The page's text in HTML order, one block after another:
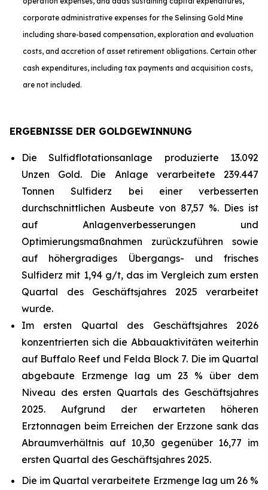
corporate administrative expenses for the Selinsing Gold Mine
including share-based compensation, exploration and evaluation
costs, and accretion of asset retirement obligations. Certain other
cash expenditures, including tax payments and acquisition costs,
are not included.
ERGEBNISSE DER GOLDGEWINNUNG
Die Sulfidflotationsanlage produzierte 13.092
Unzen Gold. Die Anlage verarbeitete 239.447
Tonnen Sulfiderz bei einer verbesserten
durchschnittlichen Ausbeute von 87,57 %. Dies ist
auf Anlagenverbesserungen und
Optimierungsmaßnahmen zurückzuführen sowie
auf höhergradiges Übergangs- und frisches
Sulfiderz mit 1,94 g/t, das im Vergleich zum ersten
Quartal des Geschäftsjahres 2025 verarbeitet
wurde.
Im ersten Quartal des Geschäftsjahres 2026
konzentrierten sich die Abbauaktivitäten weiterhin
auf Buffalo Reef und Felda Block 7. Die im Quartal
abgebaute Erzmenge lag um 23 % über dem
Niveau des ersten Quartals des Geschäftsjahres
2025. Aufgrund der erwarteten höheren
Erztonnagen beim Erreichen der Erzzone sank das
Abraumverhältnis auf 10,30 gegenüber 16,77 im
ersten Quartal des Geschäftsjahres 2025.
Die im Quartal verarbeitete Erzmenge lag um 26 %